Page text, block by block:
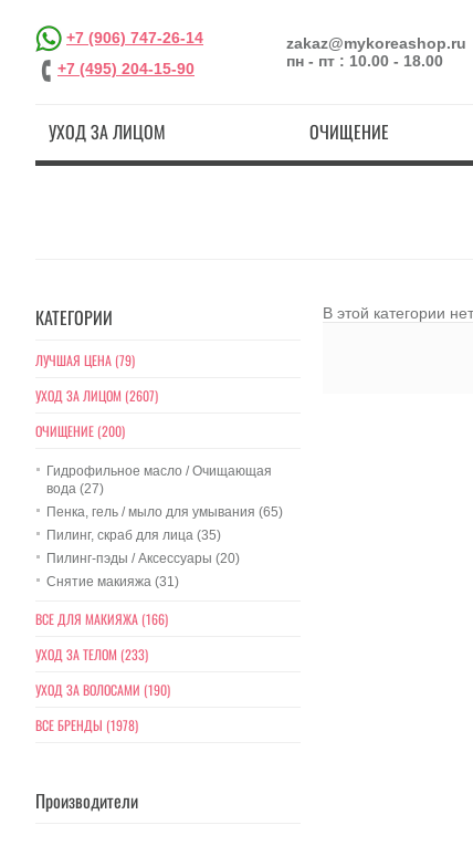
+7 (906) 747-26-14
+7 (495) 204-15-90
zakaz@mykoreashop.ru
пн - пт : 10.00 - 18.00
УХОД ЗА ЛИЦОМ ОЧИЩЕНИЕ
КАТЕГОРИИ
ЛУЧШАЯ ЦЕНА (79)
УХОД ЗА ЛИЦОМ (2607)
ОЧИЩЕНИЕ (200)
Гидрофильное масло / Очищающая
вода (27)
Пенка, гель / мыло для умывания (65)
Пилинг, скраб для лица (35)
Пилинг-пэды / Аксессуары (20)
Снятие макияжа (31)
ВСЕ ДЛЯ МАКИЯЖА (166)
УХОД ЗА ТЕЛОМ (233)
УХОД ЗА ВОЛОСАМИ (190)
ВСЕ БРЕНДЫ (1978)
Производители
В этой категории